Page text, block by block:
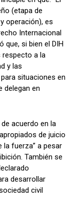
(etapa de
operación), es
Internacional
que, si bien el DIH
respecto a la
y las
situaciones en
delegan en
acuerdo en la
de juicio
la fuerza” a pesar
También se
desarrollar
civil